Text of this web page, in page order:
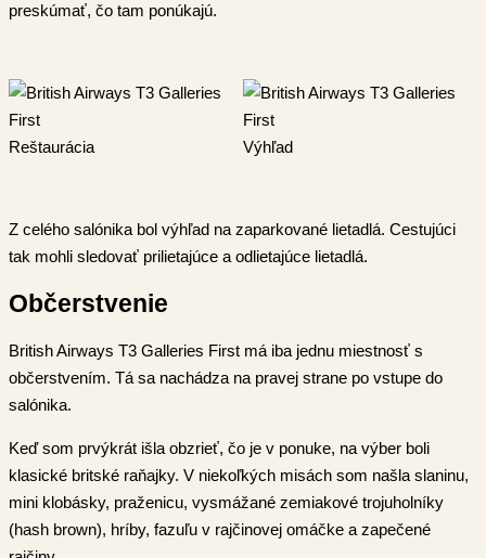
preskúmať, čo tam ponúkajú.
Reštaurácia Výhľad
Z celého salónika bol výhľad na zaparkované lietadlá. Cestujúci
tak mohli sledovať prilietajúce a odlietajúce lietadlá.
Občerstvenie
British Airways T3 Galleries First má iba jednu miestnosť s
občerstvením. Tá sa nachádza na pravej strane po vstupe do
salónika.
Keď som prvýkrát išla obzrieť, čo je v ponuke, na výber boli
klasické britské raňajky. V niekoľkých misách som našla slaninu,
mini klobásky, praženicu, vysmážané zemiakové trojuholníky
(hash brown), hríby, fazuľu v rajčinovej omáčke a zapečené